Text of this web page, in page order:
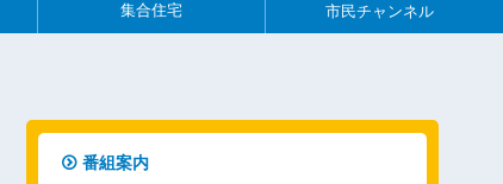
集合住宅 市民チャンネル
番組案内